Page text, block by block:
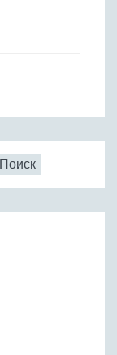
Поиск